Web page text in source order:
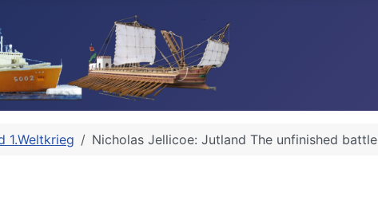
1.Weltkrieg Nicholas Jellicoe: Jutland The unfinished battle